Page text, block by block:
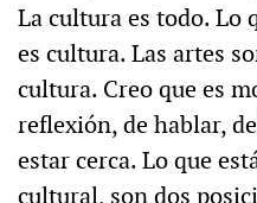
La cultura es todo. Lo
es cultura. Las artes
cultura. Creo que es
reflexión, de hablar,
estar cerca. Lo que
cultural, son dos